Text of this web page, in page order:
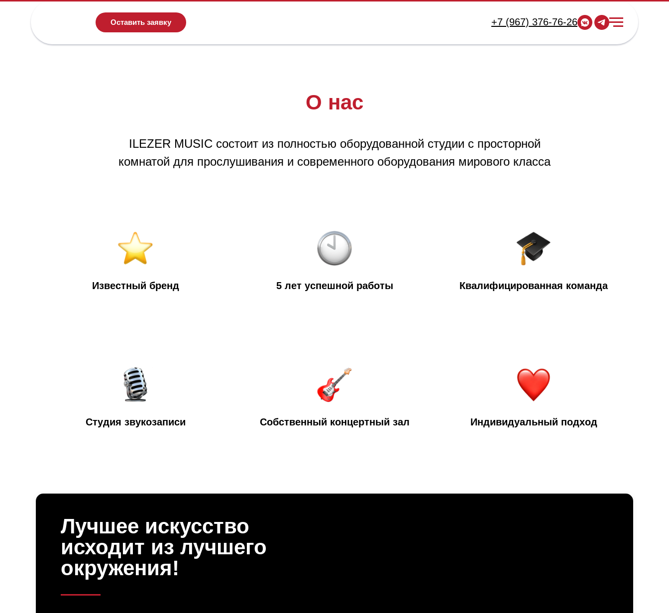
Оставить заявку +7 (967) 376-76-26
О нас
ILEZER MUSIC состоит из полностью оборудованной студии с просторной
комнатой для прослушивания и современного оборудования мирового класса
Известный бренд 5 лет успешной работы Квалифицированная команда
Студия звукозаписи Собственный концертный зал Индивидуальный подход
Лучшее искусство
исходит из лучшего
окружения!